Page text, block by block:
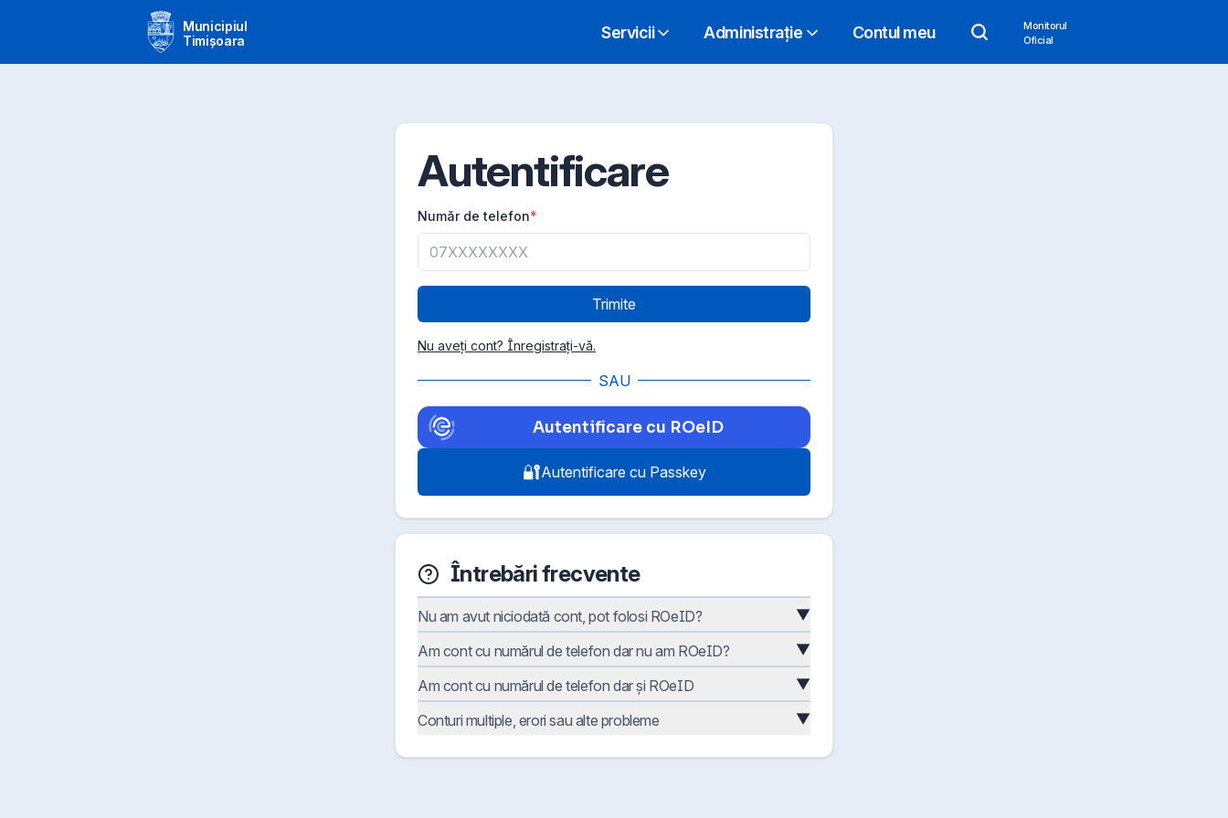
Municipiul
Timișoara
Servicii Administrație Contul meu
Monitorul
Oficial
Autentificare
Număr de telefon*
Trimite
Nu aveți cont? Înregistrați-vă.
SAU
Autentificare cu ROeID
🔐Autentificare cu Passkey
Întrebări frecvente
Nu am avut niciodată cont, pot folosi ROeID?
▼
Am cont cu numărul de telefon dar nu am ROeID?
▼
Am cont cu numărul de telefon dar și ROeID
▼
Conturi multiple, erori sau alte probleme
▼